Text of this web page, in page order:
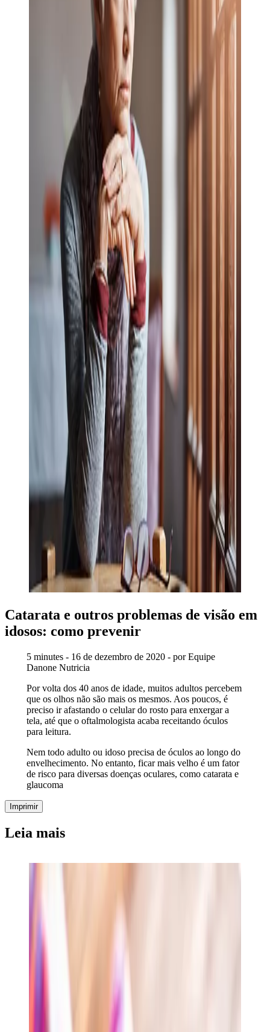
Catarata e outros problemas de visão em
idosos: como prevenir
5 minutes - 16 de dezembro de 2020 - por Equipe
Danone Nutricia
Por volta dos 40 anos de idade, muitos adultos percebem
que os olhos não são mais os mesmos. Aos poucos, é
preciso ir afastando o celular do rosto para enxergar a
tela, até que o oftalmologista acaba receitando óculos
para leitura.
Nem todo adulto ou idoso precisa de óculos ao longo do
envelhecimento. No entanto, ficar mais velho é um fator
de risco para diversas doenças oculares, como catarata e
glaucoma
Imprimir
Leia mais